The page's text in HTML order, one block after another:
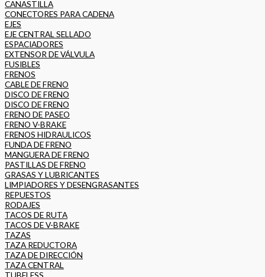
CANASTILLA
CONECTORES PARA CADENA
EJES
EJE CENTRAL SELLADO
ESPACIADORES
EXTENSOR DE VÁLVULA
FUSIBLES
FRENOS
CABLE DE FRENO
DISCO DE FRENO
DISCO DE FRENO
FRENO DE PASEO
FRENO V-BRAKE
FRENOS HIDRAULICOS
FUNDA DE FRENO
MANGUERA DE FRENO
PASTILLAS DE FRENO
GRASAS Y LUBRICANTES
LIMPIADORES Y DESENGRASANTES
REPUESTOS
RODAJES
TACOS DE RUTA
TACOS DE V-BRAKE
TAZAS
TAZA REDUCTORA
TAZA DE DIRECCIÓN
TAZA CENTRAL
TUBELESS